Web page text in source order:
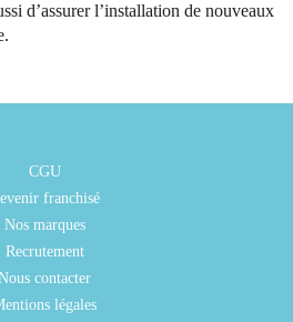
d’assurer l’installation de nouveaux
CGU
franchisé
Nos marques
Recrutement
contacter
légales